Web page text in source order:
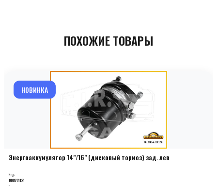
ПОХОЖИЕ ТОВАРЫ
НОВИНКА
Энергоаккумулятор 14"/16" (дисковый тормоз) зад. лев
Код:
000201131